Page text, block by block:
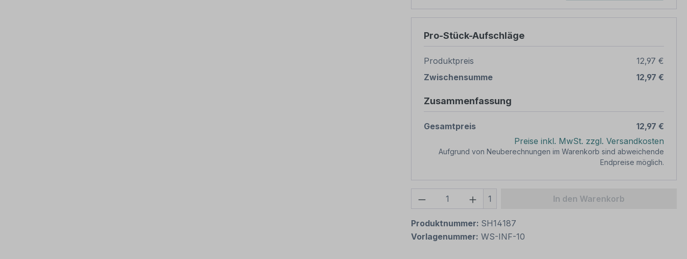
Pro-Stück-Aufschläge
Produktpreis
12,97 €
Zwischensumme
12,97 €
Zusammenfassung
Gesamtpreis
12,97 €
Preise inkl. MwSt. zzgl. Versandkosten
Aufgrund von Neuberechnungen im Warenkorb sind abweichende
Endpreise möglich.
Produkt Anzahl: Gib den gewünschten Wert
1 In den Warenkorb
Produktnummer: SH14187
Vorlagenummer: WS-INF-10